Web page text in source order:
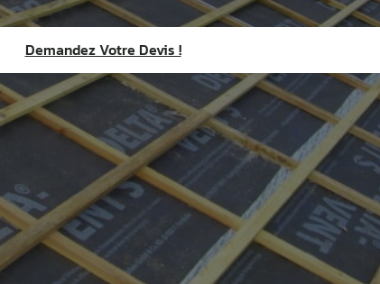
Demandez Votre Devis !